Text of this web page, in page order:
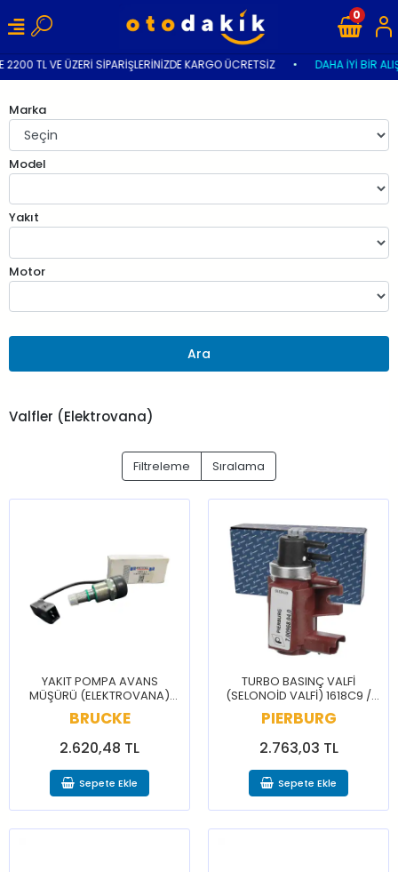
2200 TL VE ÜZERİ SİPARİŞLERİNİZDE KARGO ÜCRETSİZ DAHA İYİ BİR
0
Marka
Model
Yakıt
Motor
Ara
Valfler (Elektrovana)
Filtreleme Sıralama
YAKIT POMPA AVANS
MÜŞÜRÜ (ELEKTROVANA)
1563L1 / BERLİNGO JUMPER
JUMPY XSARA 206 BOXER
PARTNER
BRUCKE
2.620,48 TL
Sepete Ekle
TURBO BASINÇ VALFİ
(SELONOİD VALFİ) 1618C9 /
BERLİNGO C3 CELYSEE 2008
206 207 208 3008 301
PARTNER
PIERBURG
2.763,03 TL
Sepete Ekle